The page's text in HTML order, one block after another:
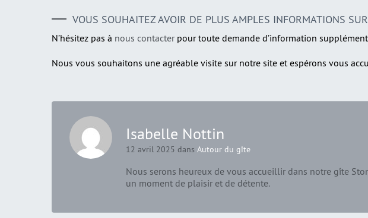
VOUS SOUHAITEZ AVOIR DE PLUS AMPLES INFORMATIONS
N’hésitez pas à nous contacterpour toute demande d’information
Nous vous souhaitons une agréable visite sur notre site et espérons vous
Isabelle Nottin
12 avril 2025 dans Autour du gîte
Nous serons heureux de vous accueillir dans notre gîte
un moment de plaisir et de détente.